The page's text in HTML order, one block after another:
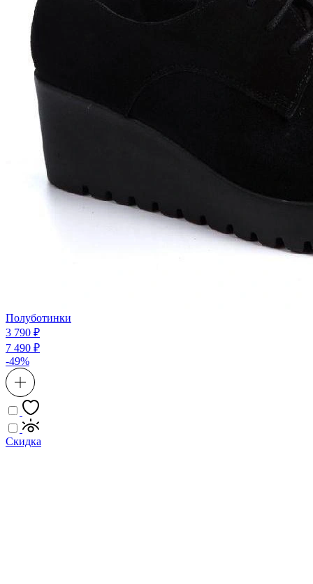
Полуботинки
3 790 ₽
7 490 ₽
-49%
Скидка